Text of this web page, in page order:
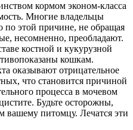
кормом эконом-класса
Многие владельцы
этой причине, не обращая
несомненно, преобладают.
костной и кукурузной
кошкам.
оказывают отрицательное
что становится причиной
процесса в мочевом
Будьте осторожны,
вашему питомцу. Лечатся эти